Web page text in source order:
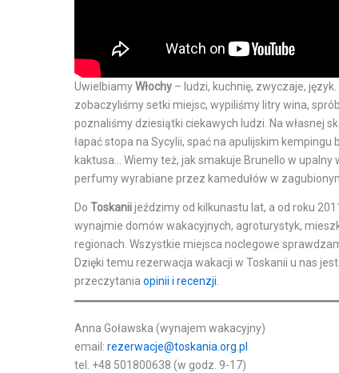
UwielbiamyWłochy – ludzi, kuchnię, zwyczaje,
zobaczyliśmy setki miejsc, wypiliśmy litry wina,
poznaliśmy dziesiątki ciekawych ludzi. Na własnej
łapać stopa na Sycylii, spać na apulijskim
kaktusa… Wiemy też, jak smakuje Brunello w
perfumy wyrabiane przez kamedułów w
DoToskaniijeździmy od kilkunastu lat, a od roku
wynajmie domów wakacyjnych, agroturystyk,
regionach. Wszystkie miejsca noclegowe
Dzięki temu rezerwacja wakacji w Toskanii u nas
przeczytaniaopinii i recenzji.
Anna Goławska (wynajem wakacyjny)
email:rezerwacje@toskania.org.pl
tel. +48 501800638 (w godz. 9-17)